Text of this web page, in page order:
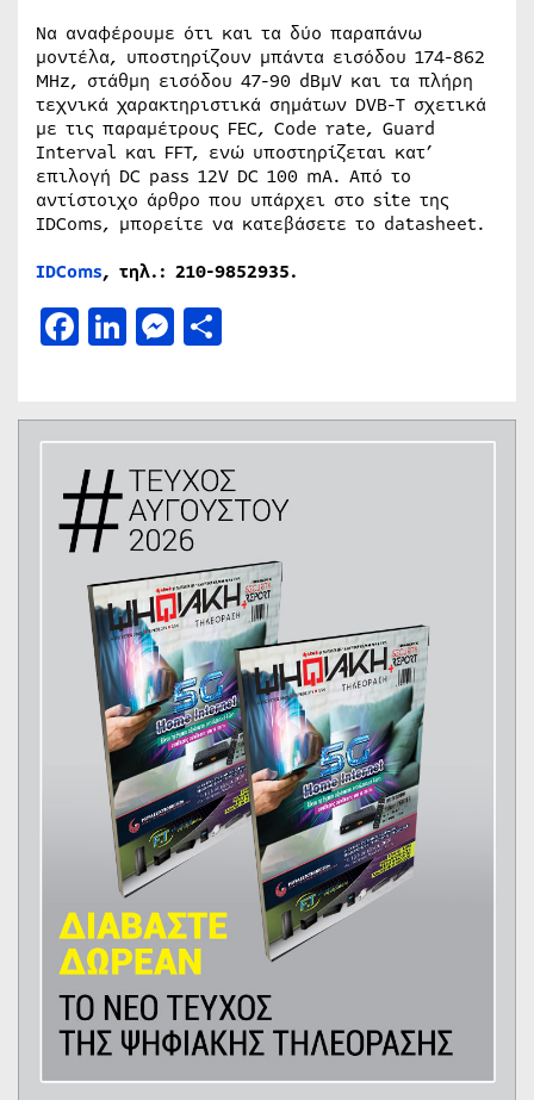
Να αναφέρουμε ότι και τα δύο παραπάνω
μοντέλα, υποστηρίζουν μπάντα εισόδου 174-862
MHz, στάθμη εισόδου 47-90 dBμV και τα πλήρη
τεχνικά χαρακτηριστικά σημάτων DVB-T σχετικά
με τις παραμέτρους FEC, Code rate, Guard
Interval και FFT, ενώ υποστηρίζεται κατ’
επιλογή DC pass 12V DC 100 mA. Από το
αντίστοιχο άρθρο που υπάρχει στο site της
IDComs, μπορείτε να κατεβάσετε το datasheet.
IDComs, τηλ.: 210-9852935.
Facebook
LinkedIn
Messenger